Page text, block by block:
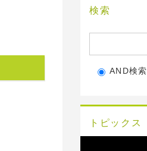
検索
AND検索
トピックス